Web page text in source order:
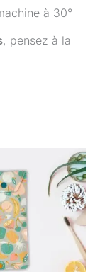
à 30°
, pensez à la